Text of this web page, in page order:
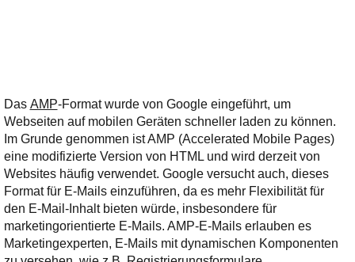
Das AMP-Format wurde von Google eingeführt, um
Webseiten auf mobilen Geräten schneller laden zu können.
Im Grunde genommen ist AMP (Accelerated Mobile Pages)
eine modifizierte Version von HTML und wird derzeit von
Websites häufig verwendet. Google versucht auch, dieses
Format für E-Mails einzuführen, da es mehr Flexibilität für
den E-Mail-Inhalt bieten würde, insbesondere für
marketingorientierte E-Mails. AMP-E-Mails erlauben es
Marketingexperten, E-Mails mit dynamischen Komponenten
bereithält!
Wie z.B. Outlook,
GMail, Thunderbird
oder auch
KuNoMail, usw.
Ihre E-Mail
Adresse:
E-Mail